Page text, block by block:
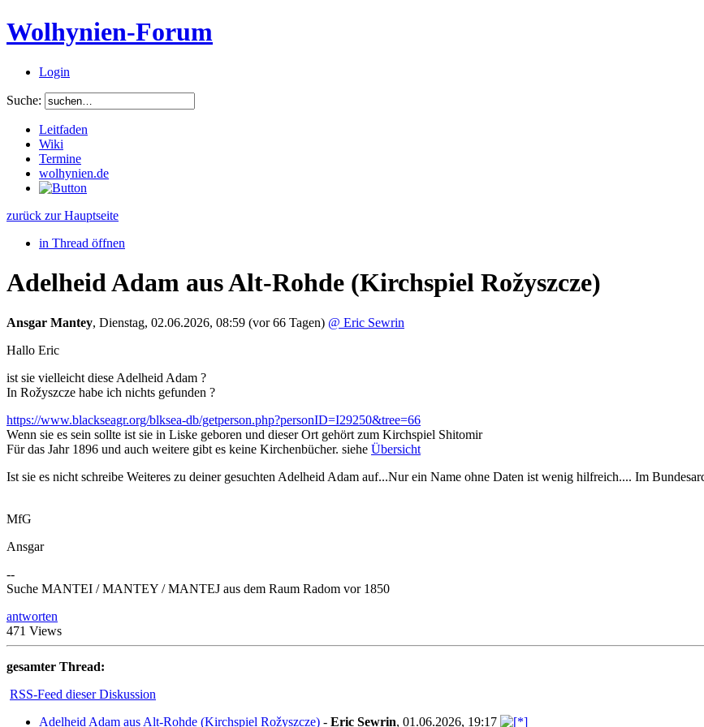
Wolhynien-Forum
Login
Suche:
Leitfaden
Wiki
Termine
wolhynien.de
zurück zur Hauptseite
in Thread öffnen
Adelheid Adam aus Alt-Rohde (Kirchspiel Rožyszcze)
Ansgar Mantey, Dienstag, 02.06.2026, 08:59 (vor 66 Tagen) @ Eric Sewrin
Hallo Eric
ist sie vielleicht diese Adelheid Adam ?
In Rožyszcze habe ich nichts gefunden ?
https://www.blackseagr.org/blksea-db/getperson.php?personID=I29250&tree=66
Wenn sie es sein sollte ist sie in Liske geboren und dieser Ort gehört zum Kirchspiel Shitomir
Für das Jahr 1896 und auch weitere gibt es keine Kirchenbücher. siehe Übersicht
Ist sie es nicht schreibe Weiteres zu deiner gesuchten Adelheid Adam auf...Nur ein Name ohne Daten ist wenig hilfreich.... Im
MfG
Ansgar
--
Suche MANTEI / MANTEY / MANTEJ aus dem Raum Radom vor 1850
antworten
471 Views
gesamter Thread:
RSS-Feed dieser Diskussion
Adelheid Adam aus Alt-Rohde (Kirchspiel Rožyszcze) - Eric Sewrin, 01.06.2026, 19:17